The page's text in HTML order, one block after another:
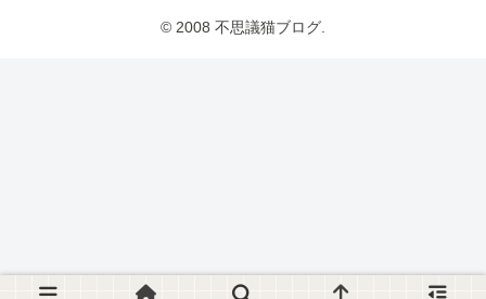
© 2008 不思議猫ブログ.